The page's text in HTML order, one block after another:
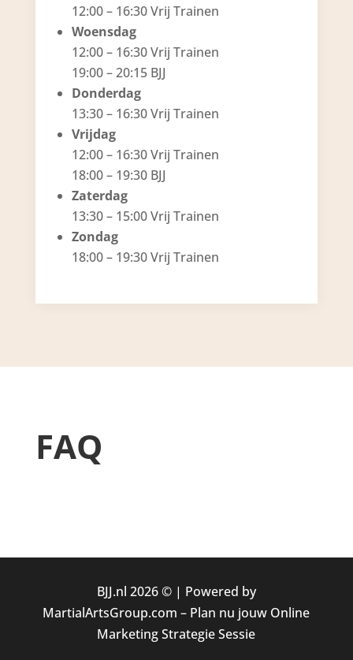
12:00 – 16:30 Vrij Trainen
Woensdag
12:00 – 16:30 Vrij Trainen
19:00 – 20:15 BJJ
Donderdag
13:30 – 16:30 Vrij Trainen
Vrijdag
12:00 – 16:30 Vrij Trainen
18:00 – 19:30 BJJ
Zaterdag
13:30 – 15:00 Vrij Trainen
Zondag
18:00 – 19:30 Vrij Trainen
FAQ
BJJ.nl 2026 © | Powered by
MartialArtsGroup.com – Plan nu jouw Online
Marketing Strategie Sessie